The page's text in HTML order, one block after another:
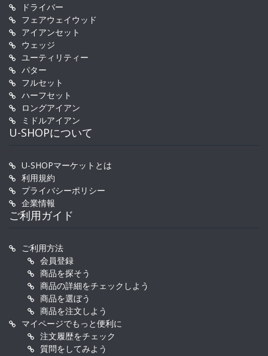
ドライバー
フェアウェイウッド
アイアンセット
ウェッジ
ユーティリティー
パター
フルセット
ハーフセット
ロングアイアン
ミドルアイアン
U-SHOPについて
U-SHOPマーケットとは
利用規約
プライバシーポリシー
企業情報
ご利用ガイド
ご利用方法
会員登録
商品を探そう
商品の詳細をチェックしよう
商品を選ぼう
商品を注文しよう
マイページでもっと便利に
注文履歴をチェック
質問をしてみよう